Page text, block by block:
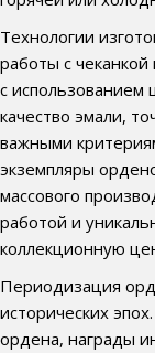
Технологии
работы с чеканкой
с использованием
качество эмали,
важными
экземпляры
массового
работой и
коллекционную
Периодизация
исторических
ордена, награды